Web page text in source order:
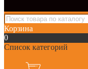
Корзина
0
Список категорий